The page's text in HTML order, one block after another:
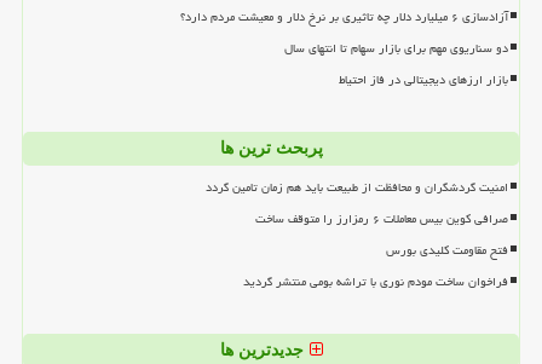
آزادسازی ۶ میلیارد دلار چه تاثیری بر نرخ دلار و معیشت مردم دارد؟
دو سناریوی مهم برای بازار سهام تا انتهای سال
بازار ارزهای دیجیتالی در فاز احتیاط
پربحث ترین ها
امنیت گردشگران و محافظت از طبیعت باید هم زمان تامین گردد
صرافی کوین بیس معاملات ۶ رمزارز را متوقف ساخت
فتح مقاومت کلیدی بورس
فراخوان ساخت مودم نوری با تراشه بومی منتشر گردید
جدیدترین ها